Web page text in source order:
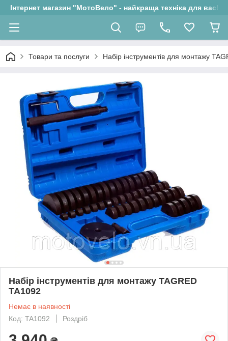
Інтернет магазин "МотоВело" - найкраща техніка для вас!
Товари та послуги Набір інструментів для монтажу
Набір інструментів для монтажу TAGRED
TA1092
Немає в наявності
Код: TA1092
Роздріб